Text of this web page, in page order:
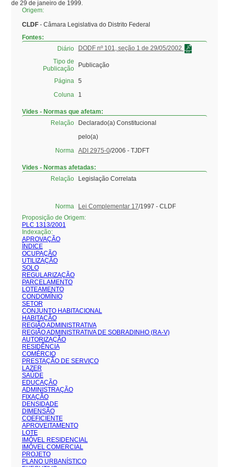
Origem:
CLDF- Câmara Legislativa do Distrito Federal
Fontes:
Diário
DODF nº 101, seção 1 de 29/05/2002
Tipo de
Publicação
Publicação
Página
5
Coluna
1
Vides - Normas que afetam:
Relação
Declarado(a) Constitucional
pelo(a)
Norma
ADI 2975-0/2006 - TJDFT
Vides - Normas afetadas:
Relação
Legislação Correlata
Norma Lei Complementar 17/1997 - CLDF
Proposição de Origem:
PLC 1313/2001
Indexação:
APROVAÇÃO
ÍNDICE
OCUPAÇÃO
UTILIZAÇÃO
SOLO
REGULARIZAÇÃO
PARCELAMENTO
LOTEAMENTO
CONDOMÍNIO
SETOR
CONJUNTO HABITACIONAL
HABITAÇÃO
REGIÃO ADMINISTRATIVA
REGIÃO ADMINISTRATIVA DE SOBRADINHO (RA-V)
AUTORIZAÇÃO
RESIDÊNCIA
COMÉRCIO
PRESTAÇÃO DE SERVIÇO
LAZER
SAÚDE
EDUCAÇÃO
ADMINISTRAÇÃO
FIXAÇÃO
DENSIDADE
DIMENSÃO
COEFICIENTE
APROVEITAMENTO
LOTE
IMÓVEL RESIDENCIAL
IMÓVEL COMERCIAL
PROJETO
PLANO URBANÍSTICO